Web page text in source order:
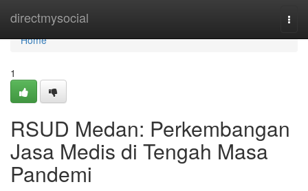
directmysocial
Home
Home
1
RSUD Medan: Perkembangan
Jasa Medis di Tengah Masa
Pandemi